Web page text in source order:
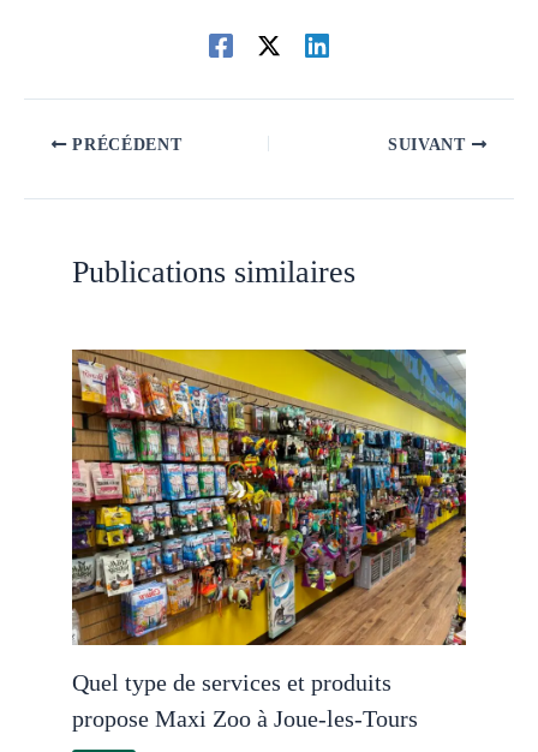
PRÉCÉDENT SUIVANT
Publications similaires
Quel type de services et produits
propose Maxi Zoo à Joue-les-Tours